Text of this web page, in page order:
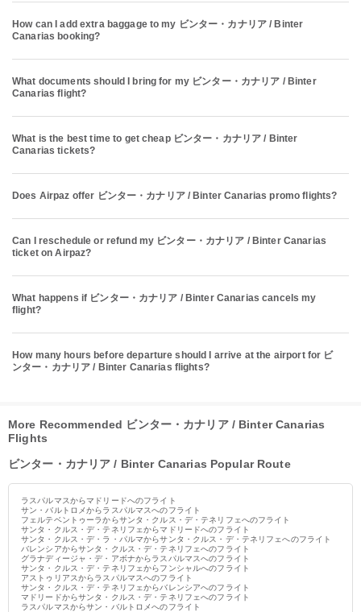
How can I add extra baggage to my ビンター・カナリア / Binter
Canarias booking?
What documents should I bring for my ビンター・カナリア / Binter
Canarias flight?
What is the best time to get cheap ビンター・カナリア / Binter
Canarias tickets?
Does Airpaz offer ビンター・カナリア / Binter Canarias promo flights?
Can I reschedule or refund my ビンター・カナリア / Binter Canarias
ticket on Airpaz?
What happens if ビンター・カナリア / Binter Canarias cancels my
flight?
How many hours before departure should I arrive at the airport for ビ
ンター・カナリア / Binter Canarias flights?
More Recommended ビンター・カナリア / Binter Canarias
Flights
ビンター・カナリア / Binter Canarias Popular Route
ラスパルマスからマドリードへのフライト
サン・バルトロメからラスパルマスへのフライト
フェルテベントゥーラからサンタ・クルス・デ・テネリフェへのフライト
サンタ・クルス・デ・テネリフェからマドリードへのフライト
サンタ・クルス・デ・ラ・パルマからサンタ・クルス・デ・テネリフェへのフライト
バレンシアからサンタ・クルス・デ・テネリフェへのフライト
グラナディージャ・デ・アボナからラスパルマスへのフライト
サンタ・クルス・デ・テネリフェからフンシャルへのフライト
アストゥリアスからラスパルマスへのフライト
サンタ・クルス・デ・テネリフェからバレンシアへのフライト
マドリードからサンタ・クルス・デ・テネリフェへのフライト
ラスパルマスからサン・バルトロメへのフライト